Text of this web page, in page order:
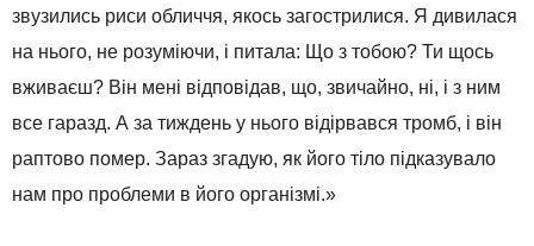
звузились риси обличчя, якось загострилися. Я дивилася
на нього, не розуміючи, і питала: Що з тобою? Ти щось
вживаєш? Він мені відповідав, що, звичайно, ні, і з ним
все гаразд. А за тиждень у нього відірвався тромб, і він
раптово помер. Зараз згадую, як його тіло підказувало
нам про проблеми в його організмі.»